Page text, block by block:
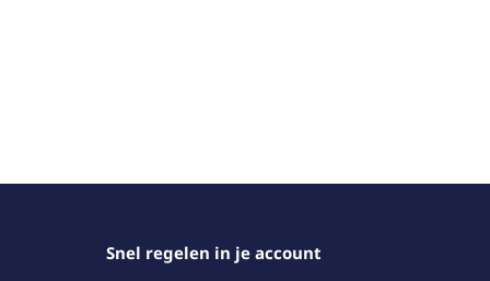
Snel regelen in je account